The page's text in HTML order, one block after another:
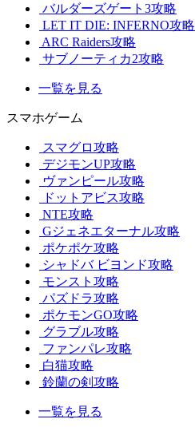
バルダーズゲート3攻略
LET IT DIE: INFERNO攻略
ARC Raiders攻略
サブノーティカ2攻略
一覧を見る
スマホゲーム
スマグロ攻略
デジモンUP攻略
ヴァンピール攻略
ドットアビス攻略
NTE攻略
Gジェネエターナル攻略
ポケポケ攻略
シャドバ ビヨンド攻略
モンスト攻略
パズドラ攻略
ポケモンGO攻略
グラブル攻略
ファンパレ攻略
白猫攻略
鈴蘭の剣攻略
一覧を見る